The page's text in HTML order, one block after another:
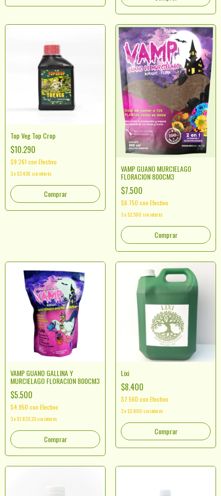
Top Veg Top Crop
$10.290
$9.261 con Efectivo
3x $3.430 sin interés
Comprar
VAMP GUANO MURCIELAGO
FLORACION 800CM3
$7.500
$6.750 con Efectivo
3x $2.500 sin interés
VAMP GUANO GALLINA Y
MURCIELAGO FLORACION 800CM3
$5.500
$4.950 con Efectivo
3x $1.833,33 sin interés
Lixi
$8.400
$7.560 con Efectivo
3x $2.800 sin interés
Comprar